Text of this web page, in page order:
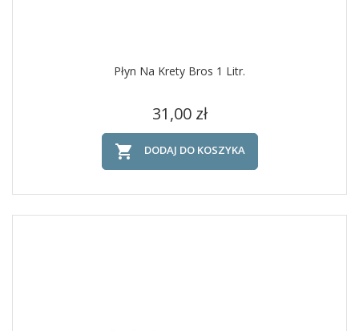
Płyn Na Krety Bros 1 Litr.
Cena
31,00 zł
 DODAJ DO KOSZYKA